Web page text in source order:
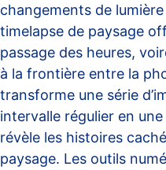
changements de
timelapse de paysage
passage des heures,
à la frontière entre la
transforme une série
intervalle régulier en
révèle les histoires
paysage. Les outils